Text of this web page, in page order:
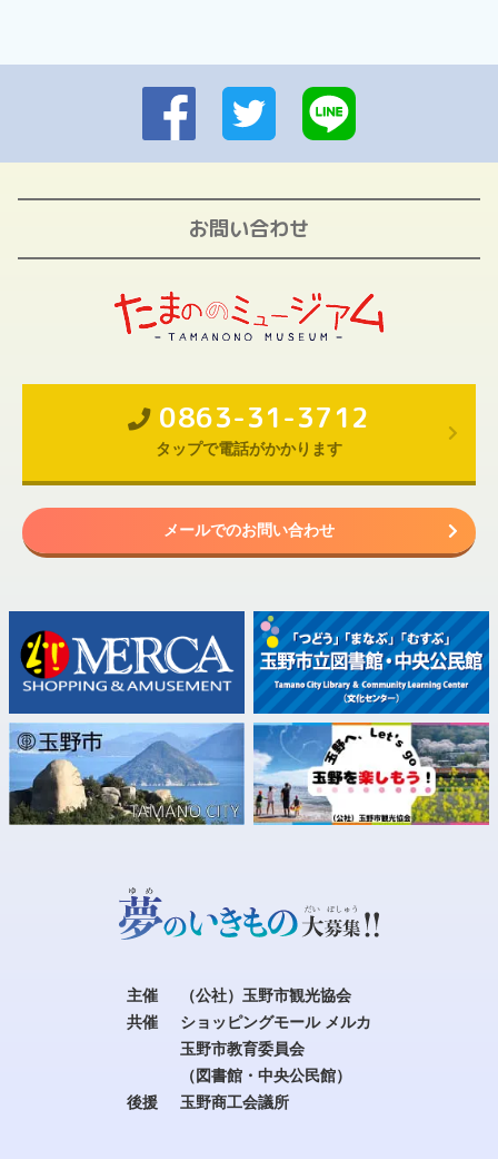
お問い合わせ
0863-31-3712
タップで電話がかかります
メールでのお問い合わせ
主催
（公社）玉野市観光協会
共催
ショッピングモール メルカ
玉野市教育委員会
（図書館・中央公民館）
後援
玉野商工会議所